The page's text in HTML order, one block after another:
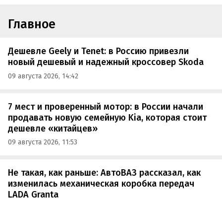
Главное
Дешевле Geely и Tenet: в Россию привезли
новый дешевый и надежный кроссовер Skoda
09 августа 2026, 14:42
7 мест и проверенный мотор: в России начали
продавать новую семейную Kia, которая стоит
дешевле «китайцев»
09 августа 2026, 11:53
Не такая, как раньше: АвтоВАЗ рассказал, как
изменилась механическая коробка передач
LADA Granta